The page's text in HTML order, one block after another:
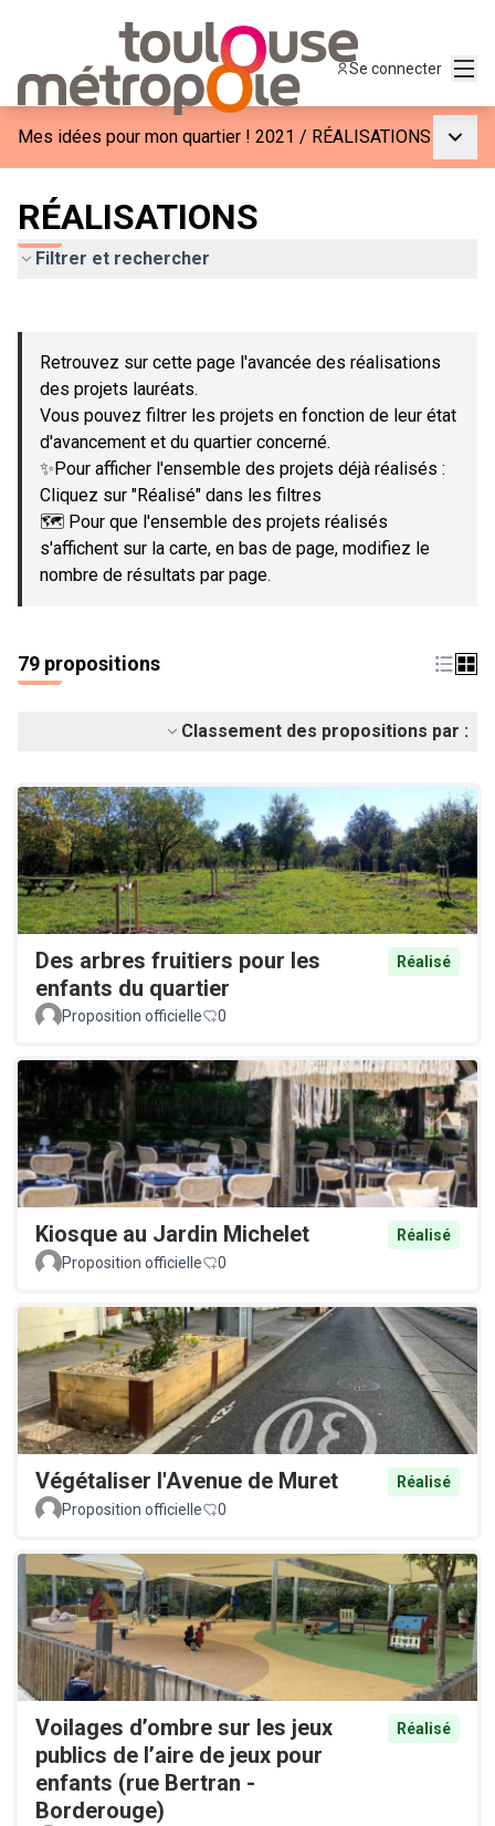
Se connecter
Mes idées pour mon quartier ! 2021 / RÉALISATIONS
RÉALISATIONS
Filtrer et rechercher
−
Retrouvez sur cette page l'avancée des réalisations
des projets lauréats.
Vous pouvez filtrer les projets en fonction de leur état
d'avancement et du quartier concerné.
✨Pour afficher l'ensemble des projets déjà réalisés :
Cliquez sur "Réalisé" dans les filtres
🗺️ Pour que l'ensemble des projets réalisés
s'affichent sur la carte, en bas de page, modifiez le
nombre de résultats par page.
79 propositions
Classement des propositions par :
Des arbres fruitiers pour les
enfants du quartier
Réalisé
Proposition officielle 0
Kiosque au Jardin Michelet
Réalisé
Proposition officielle
0
Végétaliser l'Avenue de Muret
Réalisé
Proposition officielle
0
Voilages d’ombre sur les jeux
publics de l’aire de jeux pour
enfants (rue Bertran -
Borderouge)
Réalisé